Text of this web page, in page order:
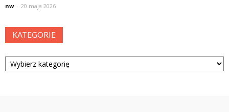
nw - 20 maja 2026
KATEGORIE
Kategorie